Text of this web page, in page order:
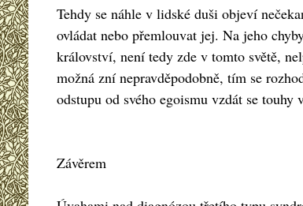
Tehdy se náhle v lidské duši objeví
ovládat nebo přemlouvat jej. Na jeho
království, není tedy zde v tomto světě,
možná zní nepravděpodobně, tím se
odstupu od svého egoismu vzdát se touhy
Závěrem